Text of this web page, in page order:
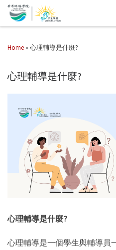
Home » 心理輔導是什麼?
心理輔導是什麼?
心理輔導是什麼?
心理輔導是一個學生與輔導員